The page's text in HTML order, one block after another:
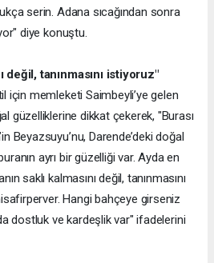
serin. Adana sıcağından sonra
diye konuştu.
değil, tanınmasını istiyoruz"
için memleketi Saimbeyli’ye gelen
güzelliklerine dikkat çekerek, "Burası
Beyazsuyu’nu, Darende’deki doğal
ayrı bir güzelliği var. Ayda en
saklı kalmasını değil, tanınmasını
Hangi bahçeye girseniz
dostluk ve kardeşlik var" ifadelerini